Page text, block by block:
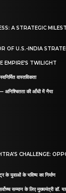
A STRATEGIC
OF U.S.-INDIA
EMPIRE’S TWILIGHT
वास्तविकता
अनिश्चितता की आँधी में नैया
CHALLENGE:
के युवाओं के भविष्य का निर्माण
सम्मान के लिए मुख्यमंत्री डॉ.